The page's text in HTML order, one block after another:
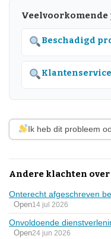
Beschadigd
Ik heb dit probleem
Andere klachten
Onterecht afgeschreven
Open14 jul 2026
Onvoldoende
Open24 jun 2026